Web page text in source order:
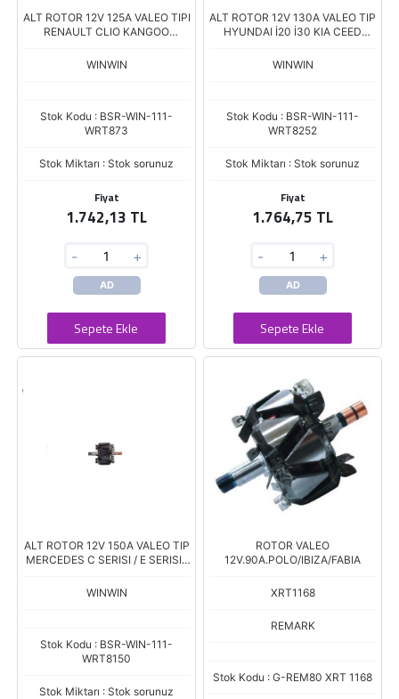
ALT ROTOR 12V 125A VALEO TIPI
RENAULT CLIO KANGOO
WINWIN
Stok Kodu : BSR-WIN-111-
WRT873
Stok Miktarı : Stok sorunuz
Fiyat
1.742,13 TL
- +
AD
Sepete Ekle
ALT ROTOR 12V 130A VALEO TIP
HYUNDAI İ20 İ30 KIA CEED
ÇAP.98,0
WINWIN
Stok Kodu : BSR-WIN-111-
WRT8252
Stok Miktarı : Stok sorunuz
Fiyat
1.764,75 TL
- +
AD
Sepete Ekle
ALT ROTOR 12V 150A VALEO TIP
MERCEDES C SERISI / E SERISI /
Çap.98.30
WINWIN
Stok Kodu : BSR-WIN-111-
WRT8150
Stok Miktarı : Stok sorunuz
ROTOR VALEO
12V.90A.POLO/IBIZA/FABIA
XRT1168
REMARK
Stok Kodu : G-REM80 XRT 1168